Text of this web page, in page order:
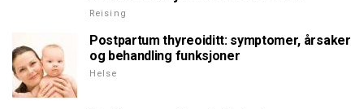
Reising
Postpartum thyreoiditt: symptomer, årsaker
og behandling funksjoner
Helse